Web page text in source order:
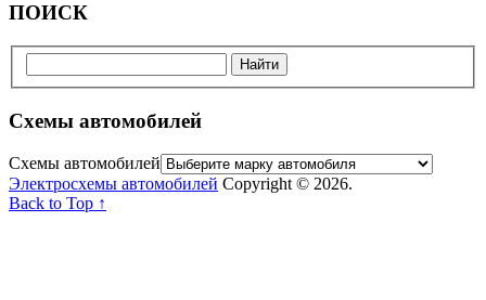
ПОИСК
Схемы автомобилей
Схемы автомобилей
Электросхемы автомобилей Copyright © 2026.
Back to Top ↑